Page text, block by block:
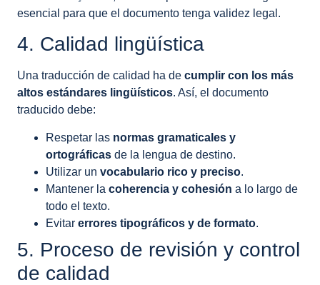
esencial para que el documento tenga validez legal.
4. Calidad lingüística
Una traducción de calidad ha de cumplir con los más
altos estándares lingüísticos. Así, el documento
traducido debe:
Respetar las normas gramaticales y
ortográficas de la lengua de destino.
Utilizar un vocabulario rico y preciso.
Mantener la coherencia y cohesión a lo largo de
todo el texto.
Evitar errores tipográficos y de formato.
5. Proceso de revisión y control
de calidad